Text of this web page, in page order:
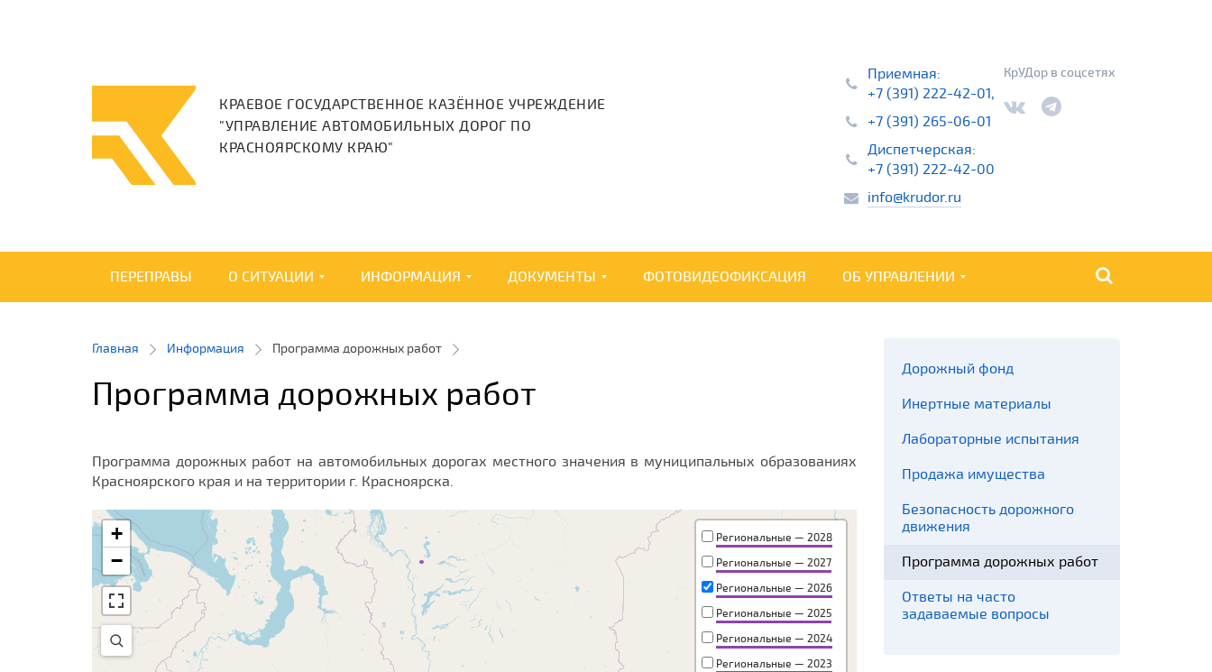
КРАЕВОЕ ГОСУДАРСТВЕННОЕ КАЗЁННОЕ УЧРЕЖДЕНИЕ
"УПРАВЛЕНИЕ АВТОМОБИЛЬНЫХ ДОРОГ ПО
КРАСНОЯРСКОМУ КРАЮ"
Приемная:
+7 (391) 222-42-01,
+7 (391) 265-06-01
Диспетчерская:
+7 (391) 222-42-00
info@krudor.ru
КрУДор в соцсетях
ПЕРЕПРАВЫ О СИТУАЦИИ ИНФОРМАЦИЯ ДОКУМЕНТЫ ФОТОВИДЕОФИКСАЦИЯ ОБ УПРАВЛЕНИИ
Главная Информация Программа дорожных работ
Программа дорожных работ
Программа дорожных работ на автомобильных дорогах местного значения в муниципальных образованиях
Красноярского края и на территории г. Красноярска.
+
−
Региональные — 2028
Региональные — 2027
Региональные — 2026
Региональные — 2025
Региональные — 2024
Региональные — 2023
Дорожный фонд
Инертные материалы
Лабораторные испытания
Продажа имущества
Безопасность дорожного
движения
Программа дорожных работ
Ответы на часто
задаваемые вопросы